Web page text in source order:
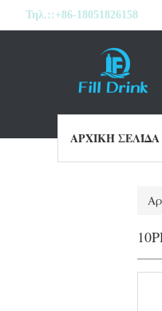
Τηλ.:: +86-18051826158
ΑΡΧΙΚΉ ΣΕΛΊΔΑ